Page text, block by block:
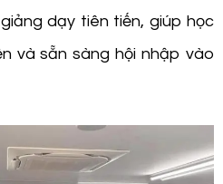
dạy tiên tiến, giúp học
và sẵn sàng hội nhập vào